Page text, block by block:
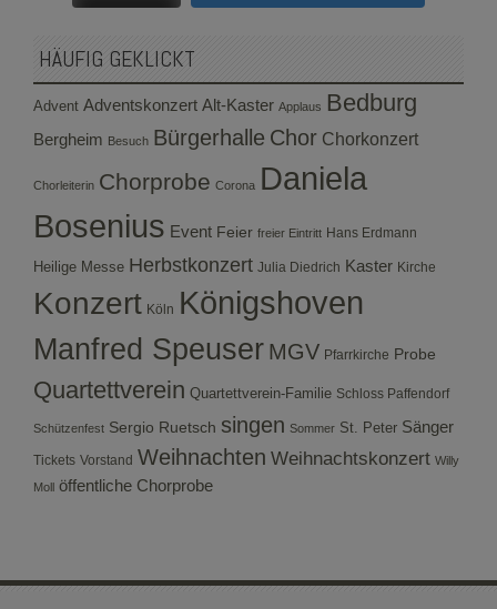
HÄUFIG GEKLICKT
Advent Adventskonzert Alt-Kaster Applaus Bedburg
Bergheim Besuch Bürgerhalle Chor Chorkonzert
Chorleiterin Chorprobe Corona Daniela
Bosenius Event Feier freier Eintritt Hans Erdmann
Heilige Messe Herbstkonzert Julia Diedrich Kaster Kirche
Konzert Köln Königshoven
Manfred Speuser MGV Pfarrkirche Probe
Quartettverein Quartettverein-Familie Schloss Paffendorf
Schützenfest Sergio Ruetsch singen Sommer St. Peter Sänger
Tickets Vorstand Weihnachten Weihnachtskonzert Willy
Moll
öffentliche Chorprobe